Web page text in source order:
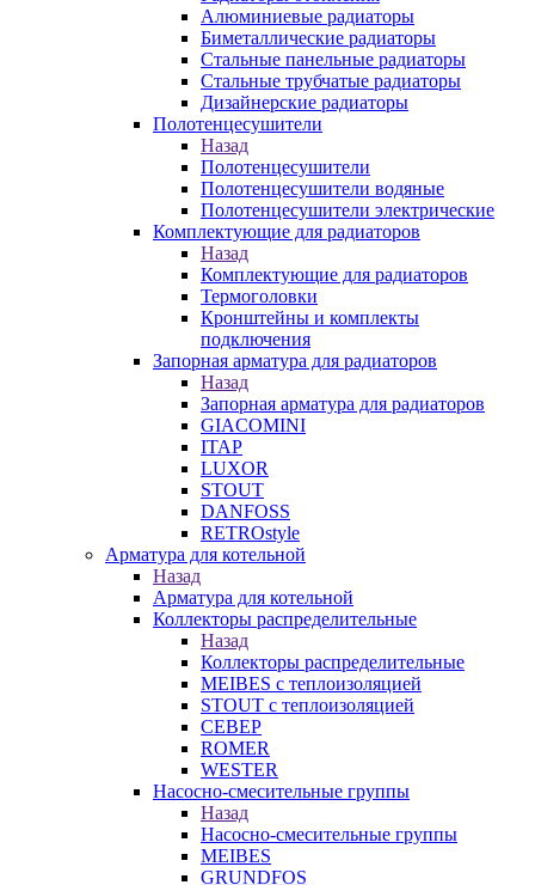
Алюминиевые радиаторы
Биметаллические радиаторы
Стальные панельные радиаторы
Стальные трубчатые радиаторы
Дизайнерские радиаторы
Полотенцесушители
Назад
Полотенцесушители
Полотенцесушители водяные
Полотенцесушители электрические
Комплектующие для радиаторов
Назад
Комплектующие для радиаторов
Термоголовки
Кронштейны и комплекты
подключения
Запорная арматура для радиаторов
Назад
Запорная арматура для радиаторов
GIACOMINI
ITAP
LUXOR
STOUT
DANFOSS
RETROstyle
Арматура для котельной
Назад
Арматура для котельной
Коллекторы распределительные
Назад
Коллекторы распределительные
MEIBES с теплоизоляцией
STOUT с теплоизоляцией
СЕВЕР
ROMER
WESTER
Насосно-смесительные группы
Назад
Насосно-смесительные группы
MEIBES
GRUNDFOS